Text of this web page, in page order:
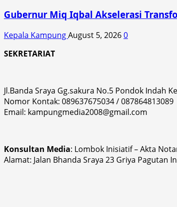
Gubernur Miq Iqbal Akselerasi
Kepala KampungAugust 5, 20260
SEKRETARIAT
Jl.Banda Sraya Gg.sakura No.5 Pondok Indah
Nomor Kontak: 089637675034 / 087864813089
Email: kampungmedia2008@gmail.com
Konsultan Media: Lombok Inisiatif – Akta
Alamat: Jalan Bhanda Sraya 23 Griya Pagutan